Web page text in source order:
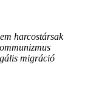
harcostársak
migráció